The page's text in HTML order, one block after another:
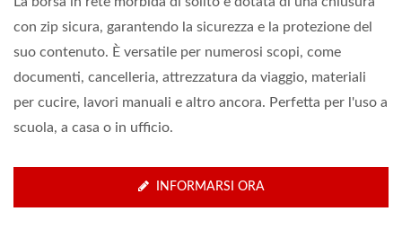
con zip sicura, garantendo la sicurezza e la protezione del
suo contenuto. È versatile per numerosi scopi, come
documenti, cancelleria, attrezzatura da viaggio, materiali
per cucire, lavori manuali e altro ancora. Perfetta per l'uso a
scuola, a casa o in ufficio.
INFORMARSI ORA